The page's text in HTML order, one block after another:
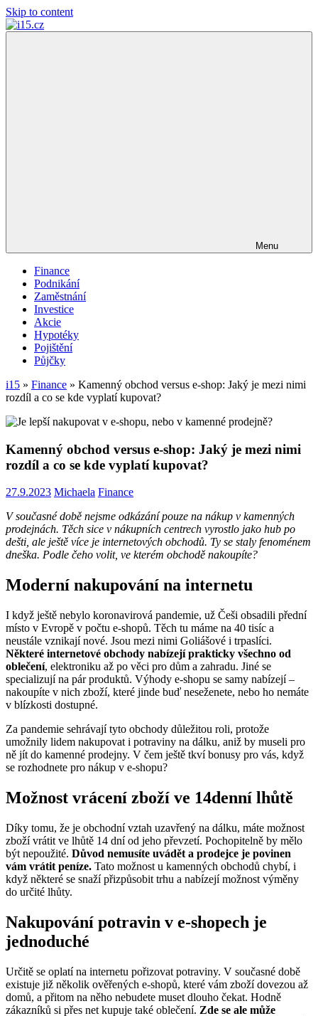
Skip to content
Menu
Finance
Podnikání
Zaměstnání
Investice
Akcie
Hypotéky
Pojištění
Půjčky
i15 » Finance » Kamenný obchod versus e-shop: Jaký je mezi nimi
rozdíl a co se kde vyplatí kupovat?
Kamenný obchod versus e-shop: Jaký je mezi nimi
rozdíl a co se kde vyplatí kupovat?
27.9.2023 Michaela Finance
V současné době nejsme odkázání pouze na nákup v kamenných
prodejnách. Těch sice v nákupních centrech vyrostlo jako hub po
dešti, ale ještě více je internetových obchodů. Ty se staly fenoménem
dneška. Podle čeho volit, ve kterém obchodě nakoupíte?
Moderní nakupování na internetu
I když ještě nebylo koronavirová pandemie, už Češi obsadili přední
místo v Evropě v počtu e-shopů. Těch tu máme na 40 tisíc a
neustále vznikají nové. Jsou mezi nimi Goliášové i trpaslíci.
Některé internetové obchody nabízejí prakticky všechno od
oblečení, elektroniku až po věci pro dům a zahradu. Jiné se
specializují na pár produktů. Výhody e-shopu se samy nabízejí –
nakoupíte v nich zboží, které jinde buď neseženete, nebo ho nemáte
v blízkosti dostupné.
Za pandemie sehrávají tyto obchody důležitou roli, protože
umožnily lidem nakupovat i potraviny na dálku, aniž by museli pro
ně jít do kamenné prodejny. V čem ještě tkví bonusy pro vás, když
se rozhodnete pro nákup v e-shopu?
Možnost vrácení zboží ve 14denní lhůtě
Díky tomu, že je obchodní vztah uzavřený na dálku, máte možnost
zboží vrátit ve lhůtě 14 dní od jeho převzetí. Pochopitelně by mělo
být nepoužité. Důvod nemusíte uvádět a prodejce je povinen
vám vrátit peníze. Tato možnost u kamenných obchodů chybí, i
když některé se snaží přizpůsobit trhu a nabízejí možnost výměny
do určité lhůty.
Nakupování potravin v e-shopech je
jednoduché
Určitě se oplatí na internetu pořizovat potraviny. V současné době
existuje již několik ověřených e-shopů, které vám zboží dovezou až
domů, a přitom na něho nebudete muset dlouho čekat. Hodně
zákazníků si přes net kupuje také oblečení. Zde se ale může